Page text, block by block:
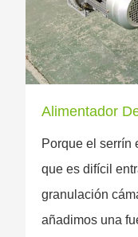
Alimentador
Porque el serrín
que es difícil
granulación
añadimos una